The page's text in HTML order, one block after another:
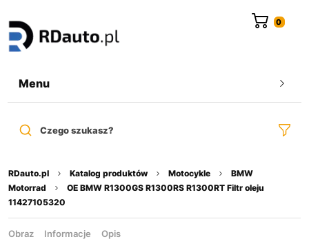
Menu
Czego szukasz?
RDauto.pl Katalog produktów Motocykle
BMW
Motorrad
OE BMW R1300GS R1300RS R1300RT Filtr oleju
11427105320
Obraz Informacje Opis